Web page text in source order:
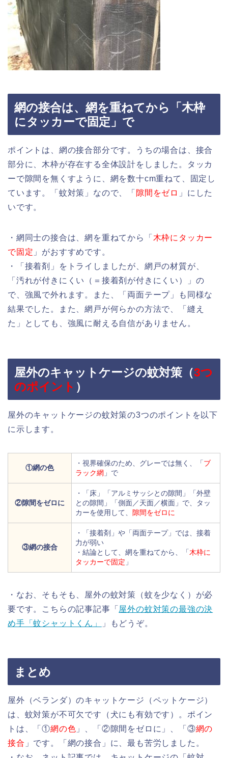
網の接合は、網を重ねてから「木枠
にタッカーで固定」で
ポイントは、網の接合部分です。うちの場合は、接合
部分に、木枠が存在する全体設計をしました。タッカ
ーで隙間を無くすように、網を数十cm重ねて、固定し
ています。「蚊対策」なので、「 隙間をゼロ 」にした
いです。
・網同士の接合は、網を重ねてから「 木枠にタッカー
で固定 」がおすすめです。
・「接着剤」をトライしましたが、網戸の材質が、
「汚れが付きにくい（＝接着剤が付きにくい）」の
で、強風で外れます。また、「両面テープ」も同様な
結果でした。また、網戸が何らかの方法で、「縫え
た」としても、強風に耐える自信がありません。
屋外のキャットケージの蚊対策（3つ
のポイント ）
屋外のキャットケージの蚊対策の3つのポイントを以下
に示します。
①網の色
・視界確保のため、グレーでは無く、「ブ
ラック網 」で
②隙間をゼロに
・「床」「アルミサッシとの隙間」「外壁
との隙間」「側面／天面／横面」で、タッ
カーを使用して、
隙間をゼロに
③網の接合
・「接着剤」や「両面テープ」では、接着
力が弱い
・結論として、網を重ねてから、「木枠に
タッカーで固定 」
・なお、そもそも、屋外の蚊対策（蚊を少なく）が必
要です。こちらの記事記事「 屋外の蚊対策の最強の決
め手「蚊シャットくん」
」もどうぞ。
まとめ
屋外（ベランダ）のキャットケージ（ペットケージ）
は、蚊対策が不可欠です（犬にも有効です）。ポイン
トは、「①網の色 」、「②隙間をゼロに」、「③網の
接合 」です。「網の接合」に、最も苦労しました。